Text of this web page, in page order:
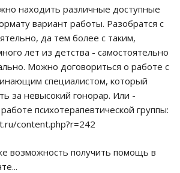
находить различные доступные
вариант работы. Разобратся с
да тем более с таким,
лет из детства - самостоятельно
Можно договориться о работе с
специалистом, который
за невысокий гонорар. Или -
психотерапевтической группы:
content.php?r=242
возможность получить помощь в